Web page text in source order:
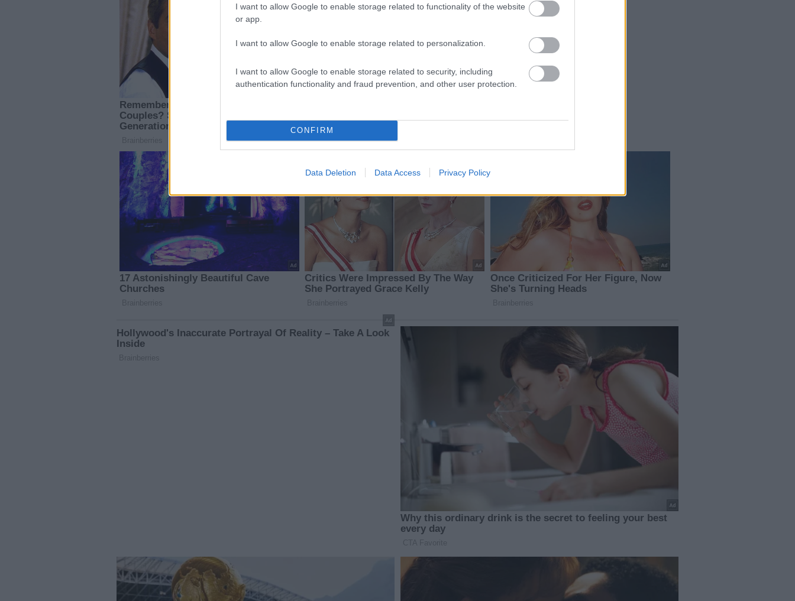
I want to allow Google to enable storage related to functionality of the website
or app.
I want to allow Google to enable storage related to personalization.
I want to allow Google to enable storage related to security, including
authentication functionality and fraud prevention, and other user protection.
CONFIRM
Data Deletion Data Access Privacy Policy